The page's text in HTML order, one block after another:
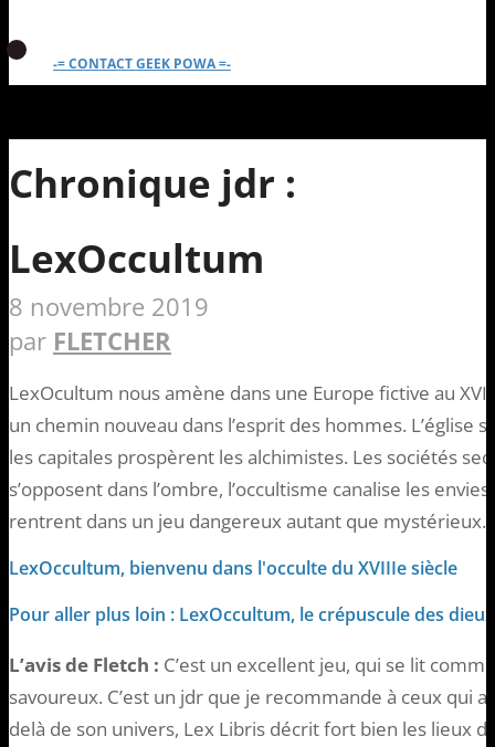
-= CONTACT GEEK POWA =-
Chronique jdr :
LexOccultum
8 novembre 2019
par FLETCHER
LexOcultum nous amène dans une Europe fictive au
un chemin nouveau dans l’esprit des hommes. L’église
les capitales prospèrent les alchimistes. Les sociétés
s’opposent dans l’ombre, l’occultisme canalise les
rentrent dans un jeu dangereux autant que
LexOccultum, bienvenu dans l'occulte du XVIIIe siècle
Pour aller plus loin : LexOccultum, le crépuscule des dieux
L’avis de Fletch : C’est un excellent jeu, qui se lit
savoureux. C’est un jdr que je recommande à ceux qui
delà de son univers, Lex Libris décrit fort bien les lieux